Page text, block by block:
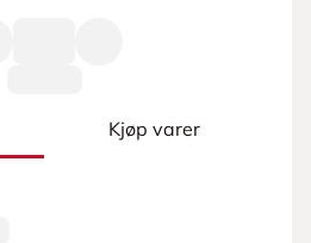
Kjøp varer